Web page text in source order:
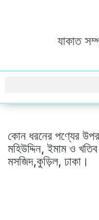
যাকাত
কোন ধরনের পণ্যের
মহিউদ্দিন, ইমাম ও খতিব
মসজিদ,কুড়িল, ঢাকা।